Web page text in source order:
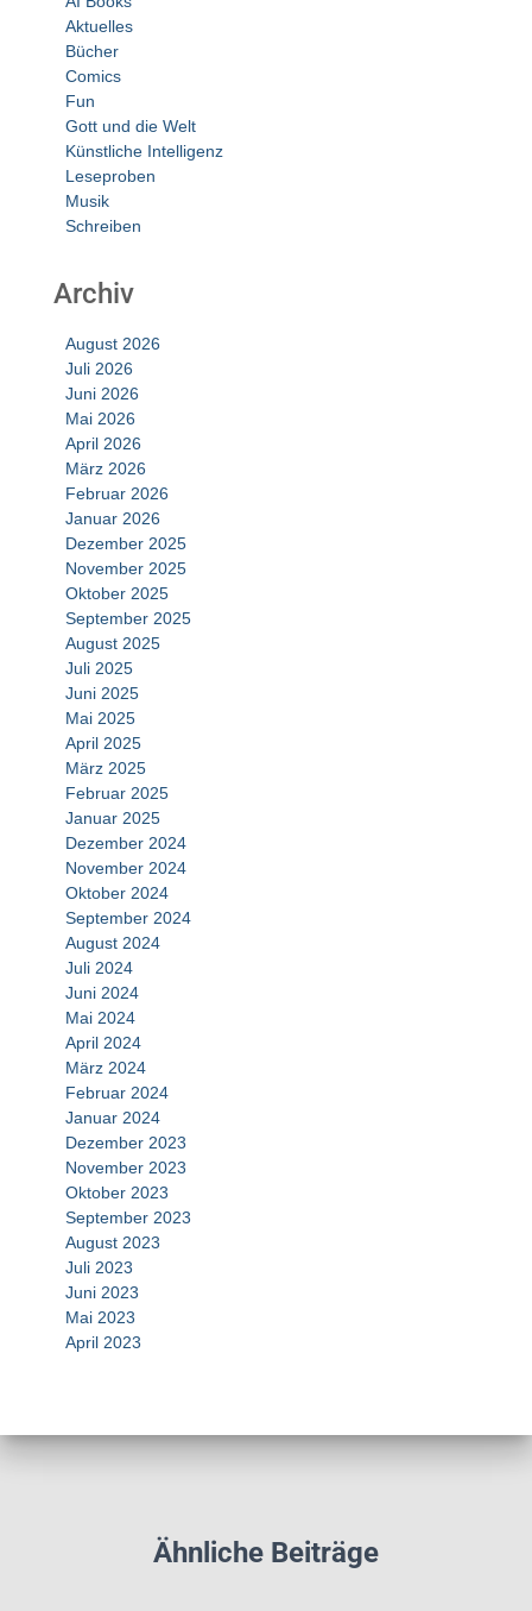
Aktuelles
Bücher
Comics
Fun
Gott und die Welt
Künstliche Intelligenz
Leseproben
Musik
Schreiben
Archiv
August 2026
Juli 2026
Juni 2026
Mai 2026
April 2026
März 2026
Februar 2026
Januar 2026
Dezember 2025
November 2025
Oktober 2025
September 2025
August 2025
Juli 2025
Juni 2025
Mai 2025
April 2025
März 2025
Februar 2025
Januar 2025
Dezember 2024
November 2024
Oktober 2024
September 2024
August 2024
Juli 2024
Juni 2024
Mai 2024
April 2024
März 2024
Februar 2024
Januar 2024
Dezember 2023
November 2023
Oktober 2023
September 2023
August 2023
Juli 2023
Juni 2023
Mai 2023
April 2023
Ähnliche Beiträge